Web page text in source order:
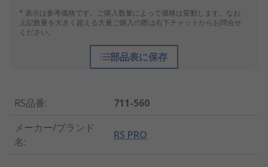
* 表示は参考価格です。ご購入数量によって価格は変動します。なお、
上記数量を大きく超える大量ご購入の際は右下チャットからお問合せ
ください。
部品表に保存
RS品番:
711-560
メーカー/ブランド
名:
RS PRO